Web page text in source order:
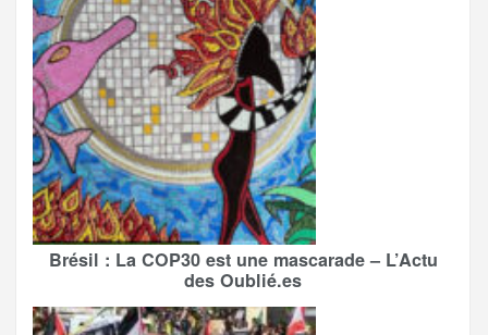
Brésil : La COP30 est une mascarade – L’Actu
des Oublié.es